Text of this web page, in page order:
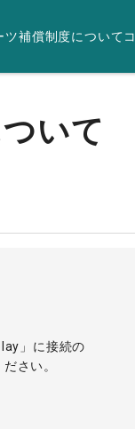
ツ補償制度について
いて
」に接続の
さい。